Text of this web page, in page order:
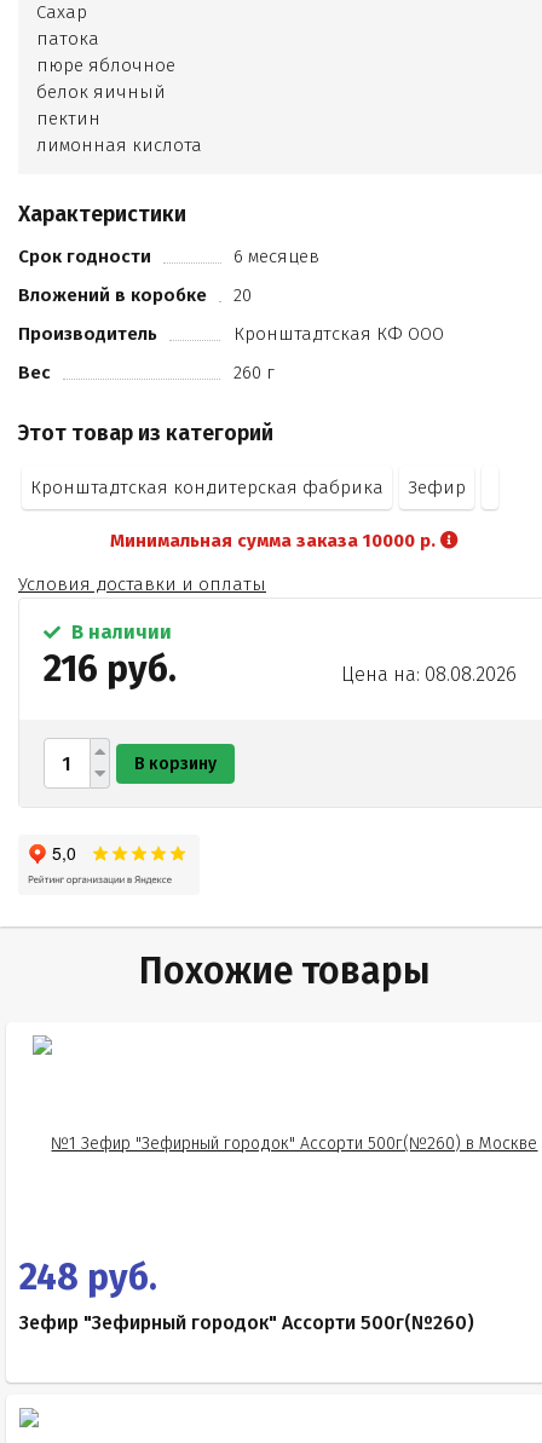
Сахар
патока
пюре яблочное
белок яичный
пектин
лимонная кислота
шоколад. Красители колер карамельный
Характеристики
Срок годности
6 месяцев
Вложений в коробке
20
Производитель
Кронштадтская КФ ООО
Вес
260 г
Этот товар из категорий
Кронштадтская кондитерская фабрика Зефир
Минимальная сумма заказа 10000 р.
Условия доставки и оплаты
В наличии
216 руб. Цена на: 08.08.2026
В корзину
Похожие товары
248 руб.
Зефир "Зефирный городок" Ассорти 500г(№260)